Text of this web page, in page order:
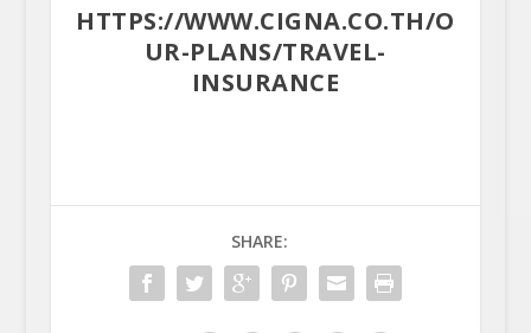
HTTPS://WWW.CIGNA.CO.TH/O
UR-PLANS/TRAVEL-
INSURANCE
SHARE: